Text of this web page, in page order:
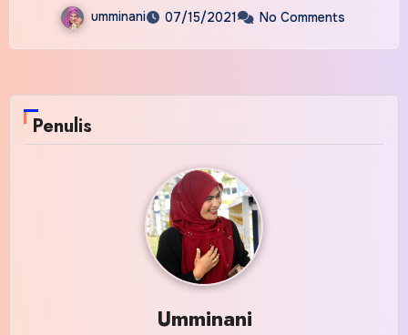
umminani 07/15/2021 No Comments
Penulis
Umminani